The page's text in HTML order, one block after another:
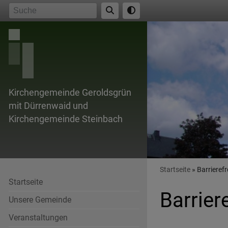
Direkt
zum
Inhalt
Kirchengemeinde Geroldsgrün
mit Dürrenwaid und
Kirchengemeinde Steinbach
Startseite
Unsere Gemeinde
Veranstaltungen
Startseite